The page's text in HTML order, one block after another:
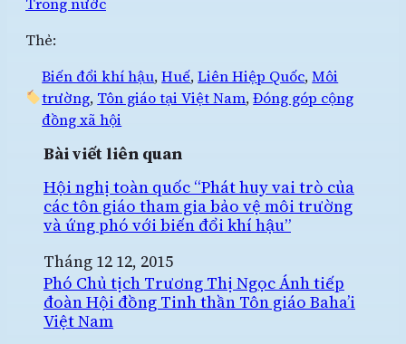
Thẻ:
Biến đổi khí hậu, Huế, Liên Hiệp Quốc, Môi
trường, Tôn giáo tại Việt Nam, Đóng góp cộng
đồng xã hội
Bài viết liên quan
Hội nghị toàn quốc “Phát huy vai trò của
các tôn giáo tham gia bảo vệ môi trường
và ứng phó với biến đổi khí hậu”
Ngày
Tháng 12 12, 2015
Phó Chủ tịch Trương Thị Ngọc Ánh tiếp
đoàn Hội đồng Tinh thần Tôn giáo Baha’i
Việt Nam